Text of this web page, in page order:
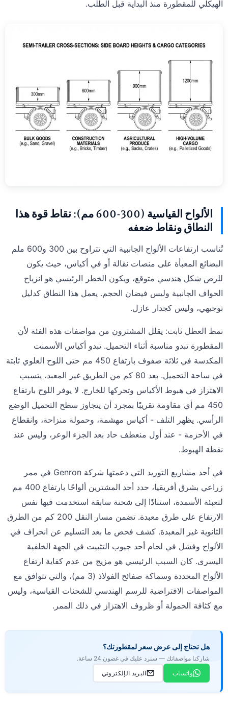
الهيكلي للمقطورة منذ البداية قبل الطلب.
الألواح القياسية (300-600 مم): نقاط قوة هذا
النطاق ونقاط ضعفه
تُناسب ارتفاعات الألواح الجانبية التي تتراوح بين 300 و600 ملم
البضائع المعبأة على منصات نقالة أو في أكياس، حيث يكون
للرص شكل هندسي متوقع، ويكون الخطر الرئيسي هو انزياح
الحواف الجانبية وليس فيضان الحجم. يعمل هذا النطاق كدليل
توجيهي، وليس كجدار عازل.
نمط العطل ثابت: يقلل المشترون من مواصفات هذه الفئة لأن
المقطورة تبدو مناسبة أثناء التحميل. تبدو أكياس الأسمنت
المكدسة في ثلاثة صفوف بارتفاع 450 مم حتى اللوح العلوي ثابتة
في ساحة التحميل. بعد 80 كم من الطريق غير المعبد، يتسبب
الاهتزاز في هبوط الأكياس وتحركها للخارج. لا يوفر اللوح بارتفاع
450 مم أي مقاومة تقريبًا بمجرد أن يتجاوز سطح التحميل الوضع
الرأسي. يظهر التلف - أكياس مهشمة، وحمولة منزاحة، وانقطاع
في الأحزمة - عند أول منعطف حاد بعد الجزء الوعر، وليس عند
نقطة الهبوط.
في أحد مشاريع التوريد التي دعمتها شركة Genron في ممر
زراعي بشرق أفريقيا، حدد أحد المشترين ألواحًا بارتفاع 400 مم
لتعبئة الأسمدة، استنادًا إلى شحنة سابقة استخدمت فيها نفس
الارتفاع على طرق معبدة. تضمن مسار النقل 200 كم من الطرق
الثانوية غير المعبدة. كشف فحص ما بعد التسليم عن انحراف في
الألواح وفشل في لحام أحد جيوب التثبيت في الجهة الخلفية
اليسرى. كان السبب الرئيسي هو مزيج من عدم كفاية ارتفاع
الألواح المحددة وسماكة صفائح الفولاذ (3 مم)، والتي تتوافق مع
المواصفات الافتراضية للرسم الهندسي للشحنات القياسية، وليس
مع كثافة الحمولة أو ظروف الاهتزاز في ذلك الممر.
هل تحتاج إلى عرض سعر لمقطورتك؟
شاركنا مواصفاتك — سنرد عليك في غضون 24 ساعة.
واتساب
البريد الإلكتروني